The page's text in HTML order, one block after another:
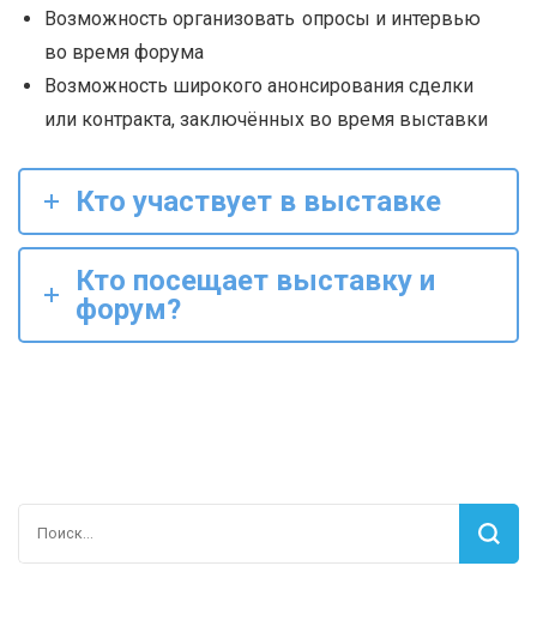
Возможность организовать опросы и интервью
во время форума
Возможность широкого анонсирования сделки
или контракта, заключённых во время выставки
Кто участвует в выставке
Кто посещает выставку и
форум?